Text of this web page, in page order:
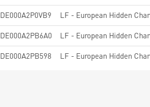
DE000A2P0VB9 LF - European Hidden
DE000A2PB6A0 LF - European Hidden
DE000A2PB598 LF - European Hidden